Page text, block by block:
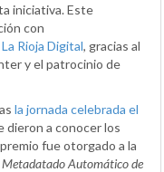
iniciativa. Este
con
La Rioja Digital, gracias al
y el patrocinio de
la jornada celebrada el
dieron a conocer los
fue otorgado a la
Metadatado Automático de